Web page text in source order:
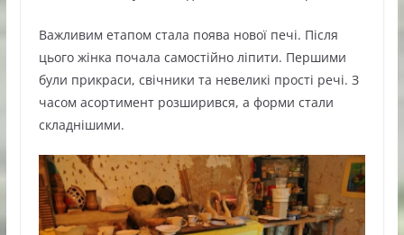
Важливим етапом стала поява нової печі. Після
цього жінка почала самостійно ліпити. Першими
були прикраси, свічники та невеликі прості речі. З
часом асортимент розширився, а форми стали
складнішими.